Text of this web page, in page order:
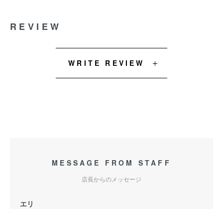
REVIEW
WRITE REVIEW
MESSAGE FROM STAFF
店長からのメッセージ
エリ